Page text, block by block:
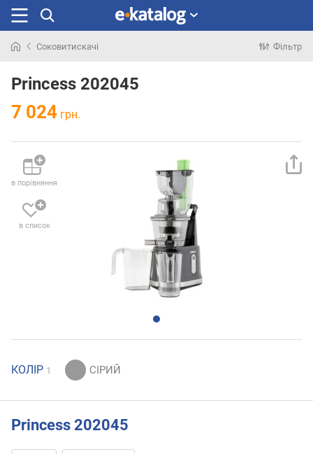
раніше
Соковитискачі Фільтр
Princess 202045
7 024 грн.
в порівняння
в список
КОЛІР 1
Princess 202045